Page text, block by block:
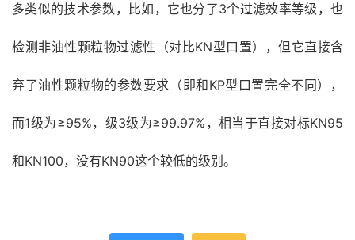
多类似的技术参数，比如，它也分了3个过滤效率等级，也
检测非油性颗粒物过滤性（对比KN型口置），但它直接含
弃了油性颗粒物的参数要求（即和KP型口置完全不同），
而1级为≥95%，级3级为≥99.97%，相当于直接对标KN95
和KN100，没有KN90这个较低的级别。